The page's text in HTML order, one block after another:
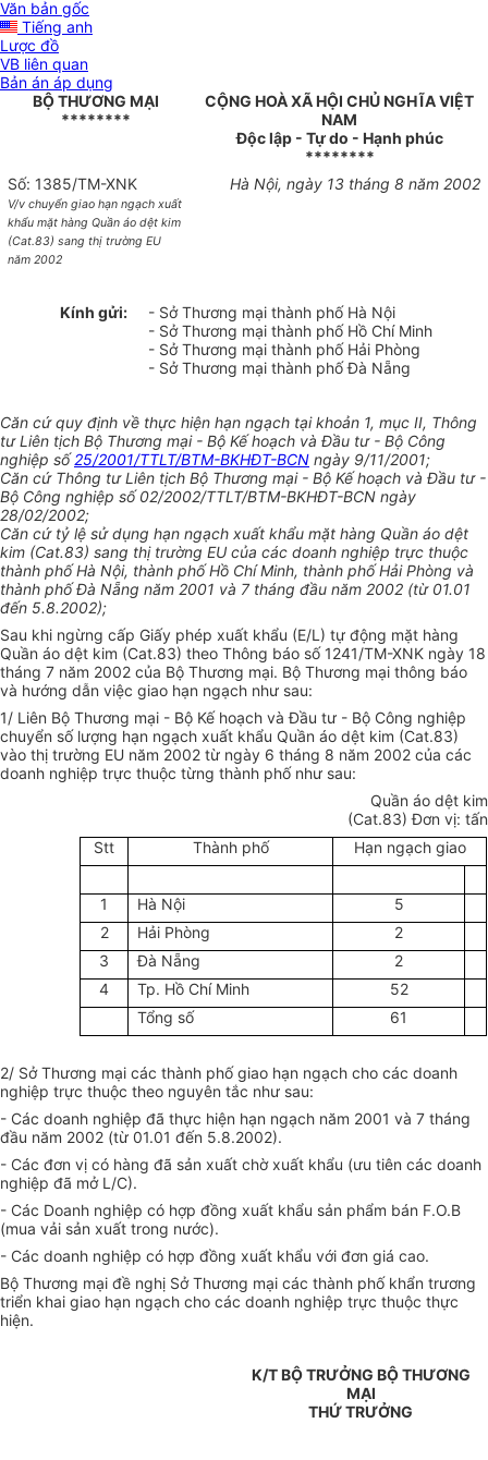
Văn bản gốc
Tiếng anh
Lược đồ
VB liên quan
Bản án áp dụng
BỘ THƯƠNG MẠI
********
CỘNG HOÀ XÃ HỘI CHỦ NGHĨA VIỆT
NAM
Độc lập - Tự do - Hạnh phúc
********
Số: 1385/TM-XNK
V/v chuyển giao hạn ngạch xuất
khẩu mặt hàng Quần áo dệt kim
(Cat.83) sang thị trường EU
năm 2002
Hà Nội, ngày 13 tháng 8 năm 2002
Kính gửi:
- Sở Thương mại thành phố Hà Nội
- Sở Thương mại thành phố Hồ Chí Minh
- Sở Thương mại thành phố Hải Phòng
- Sở Thương mại thành phố Đà Nẵng
Căn cứ quy định về thực hiện hạn ngạch tại khoản 1, mục II, Thông
tư Liên tịch Bộ Thương mại - Bộ Kế hoạch và Đầu tư - Bộ Công
nghiệp số25/2001/TTLT/BTM-BKHĐT-BCN ngày 9/11/2001;
Căn cứ Thông tư Liên tịch Bộ Thương mại - Bộ Kế hoạch và Đầu tư -
Bộ Công nghiệp số 02/2002/TTLT/BTM-BKHĐT-BCN ngày
28/02/2002;
Căn cứ tỷ lệ sử dụng hạn ngạch xuất khẩu mặt hàng Quần áo dệt
kim (Cat.83) sang thị trường EU của các doanh nghiệp trực thuộc
thành phố Hà Nội, thành phố Hồ Chí Minh, thành phố Hải Phòng và
thành phố Đà Nẵng năm 2001 và 7 tháng đầu năm 2002 (từ 01.01
đến 5.8.2002);
Sau khi ngừng cấp Giấy phép xuất khẩu (E/L) tự động mặt hàng
Quần áo dệt kim (Cat.83) theo Thông báo số 1241/TM-XNK ngày 18
tháng 7 năm 2002 của Bộ Thương mại. Bộ Thương mại thông báo
và hướng dẫn việc giao hạn ngạch như sau:
1/ Liên Bộ Thương mại - Bộ Kế hoạch và Đầu tư - Bộ Công nghiệp
chuyển số lượng hạn ngạch xuất khẩu Quần áo dệt kim (Cat.83)
vào thị trường EU năm 2002 từ ngày 6 tháng 8 năm 2002 của các
doanh nghiệp trực thuộc từng thành phố như sau:
Quần áo dệt kim
(Cat.83) Đơn vị: tấn
Stt
Thành phố Hạn ngạch giao
1 Hà Nội
5
2
Hải Phòng
2
3
Đà Nẵng
2
4
Tp. Hồ Chí Minh
52
Tổng số
61
2/ Sở Thương mại các thành phố giao hạn ngạch cho các doanh
nghiệp trực thuộc theo nguyên tắc như sau:
- Các doanh nghiệp đã thực hiện hạn ngạch năm 2001 và 7 tháng
đầu năm 2002 (từ 01.01 đến 5.8.2002).
- Các đơn vị có hàng đã sản xuất chờ xuất khẩu (ưu tiên các doanh
nghiệp đã mở L/C).
- Các Doanh nghiệp có hợp đồng xuất khẩu sản phẩm bán F.O.B
(mua vải sản xuất trong nước).
- Các doanh nghiệp có hợp đồng xuất khẩu với đơn giá cao.
Bộ Thương mại đề nghị Sở Thương mại các thành phố khẩn trương
triển khai giao hạn ngạch cho các doanh nghiệp trực thuộc thực
hiện.
K/T BỘ TRƯỞNG BỘ THƯƠNG
MẠI
THỨ TRƯỞNG